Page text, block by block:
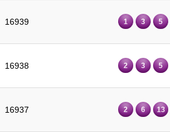
16939 1 3 5
16938 2 3 5
16937 2 6 13